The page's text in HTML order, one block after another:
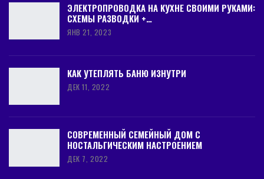
ЭЛЕКТРОПРОВОДКА НА КУХНЕ СВОИМИ РУКАМИ:
СХЕМЫ РАЗВОДКИ +…
ЯНВ 21, 2023
КАК УТЕПЛЯТЬ БАНЮ ИЗНУТРИ
ДЕК 11, 2022
СОВРЕМЕННЫЙ СЕМЕЙНЫЙ ДОМ С
НОСТАЛЬГИЧЕСКИМ НАСТРОЕНИЕМ
ДЕК 7, 2022